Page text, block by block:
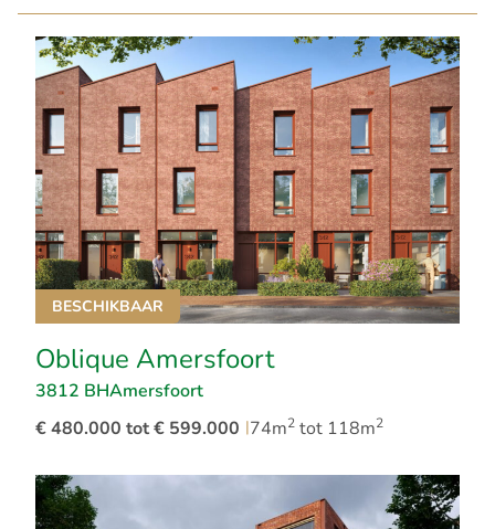
BESCHIKBAAR
Oblique Amersfoort
3812 BHAmersfoort
€ 480.000 tot € 599.000 |74m2 tot 118m2